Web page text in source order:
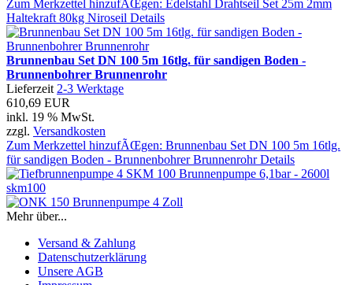
Zum Merkzettel hinzufÃŒgen: Edelstahl Drahtseil Set 25m 2mm
Haltekraft 80kg Niroseil Details
Brunnenbau Set DN 100 5m 16tlg. für sandigen Boden -
Brunnenbohrer Brunnenrohr
Lieferzeit 2-3 Werktage
610,69 EUR
inkl. 19 % MwSt.
zzgl. Versandkosten
Zum Merkzettel hinzufÃŒgen: Brunnenbau Set DN 100 5m 16tlg.
für sandigen Boden - Brunnenbohrer Brunnenrohr Details
Mehr über...
Versand & Zahlung
Datenschutzerklärung
Unsere AGB